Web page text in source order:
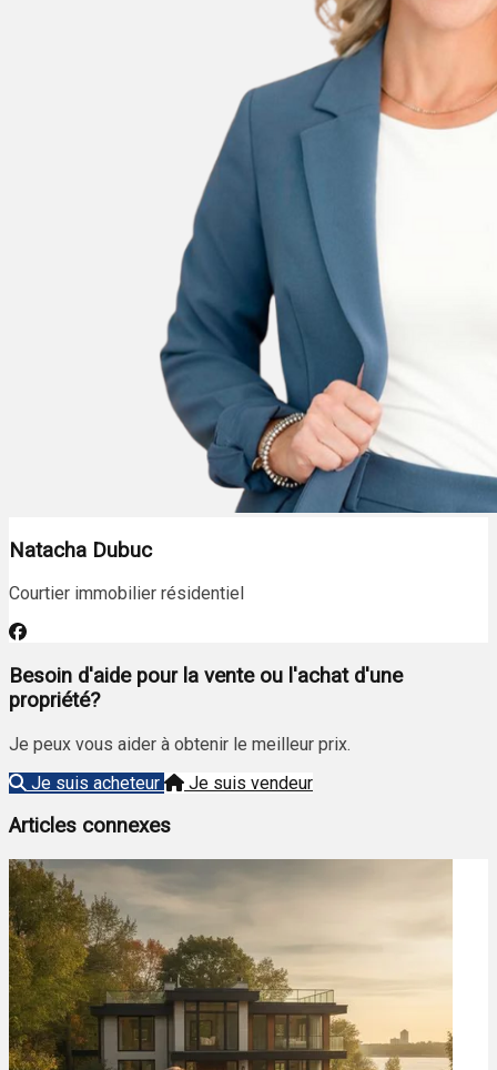
Natacha Dubuc
Courtier immobilier résidentiel
Besoin d'aide pour la vente ou l'achat d'une
propriété?
Je peux vous aider à obtenir le meilleur prix.
Je suis acheteur
Je suis vendeur
Articles connexes